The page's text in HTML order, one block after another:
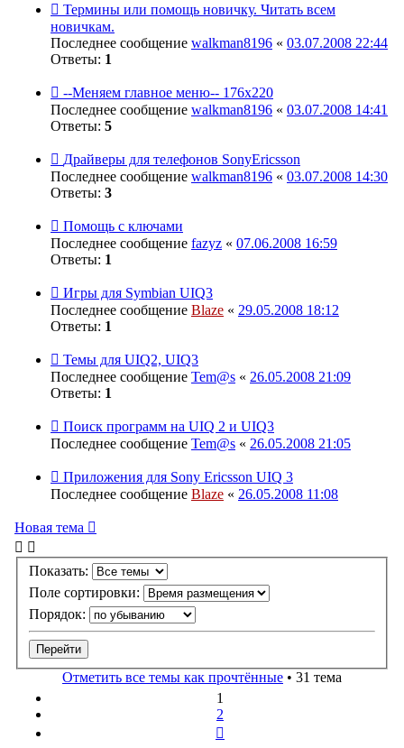
Термины или помощь новичку. Читать всем
новичкам.
Последнее сообщение walkman8196 « 03.07.2008 22:44
Ответы: 1
--Меняем главное меню-- 176x220
Последнее сообщение walkman8196 « 03.07.2008 14:41
Ответы: 5
Драйверы для телефонов SonyEricsson
Последнее сообщение walkman8196 « 03.07.2008 14:30
Ответы: 3
Помощь с ключами
Последнее сообщение fazyz « 07.06.2008 16:59
Ответы: 1
Игры для Symbian UIQ3
Последнее сообщение Blaze « 29.05.2008 18:12
Ответы: 1
Темы для UIQ2, UIQ3
Последнее сообщение Tem@s « 26.05.2008 21:09
Ответы: 1
Поиск программ на UIQ 2 и UIQ3
Последнее сообщение Tem@s « 26.05.2008 21:05
Приложения для Sony Ericsson UIQ 3
Последнее сообщение Blaze « 26.05.2008 11:08
Новая тема
Показать:
Поле сортировки:
Порядок:
Отметить все темы как прочтённые • 31 тема
1
2